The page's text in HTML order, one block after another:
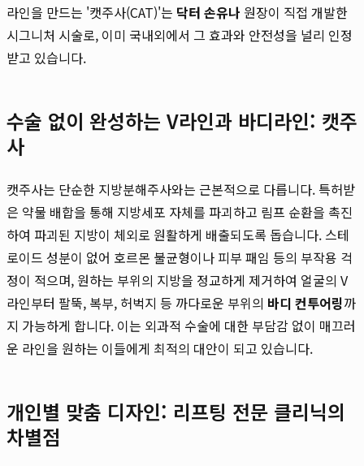
라인을 만드는 '캣주사(CAT)'는 닥터 손유나 원장이 직접 개발한
시그니처 시술로, 이미 국내외에서 그 효과와 안전성을 널리 인정
받고 있습니다.
수술 없이 완성하는 V라인과 바디라인: 캣주
사
캣주사는 단순한 지방분해주사와는 근본적으로 다릅니다. 특허받
은 약물 배합을 통해 지방세포 자체를 파괴하고 림프 순환을 촉진
하여 파괴된 지방이 체외로 원활하게 배출되도록 돕습니다. 스테
로이드 성분이 없어 호르몬 불균형이나 피부 패임 등의 부작용 걱
정이 적으며, 원하는 부위의 지방을 정교하게 제거하여 얼굴의 V
라인부터 팔뚝, 복부, 허벅지 등 까다로운 부위의 바디 컨투어링까
지 가능하게 합니다. 이는 외과적 수술에 대한 부담감 없이 매끄러
운 라인을 원하는 이들에게 최적의 대안이 되고 있습니다.
개인별 맞춤 디자인: 리프팅 전문 클리닉의
차별점